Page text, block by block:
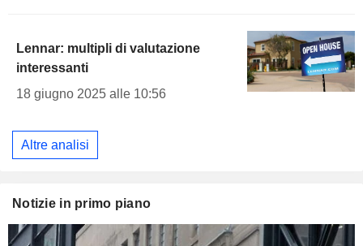
Lennar: multipli di valutazione
interessanti
18 giugno 2025 alle 10:56
Altre analisi
Notizie in primo piano